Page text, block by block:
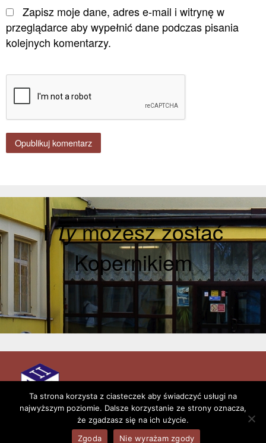
Zapisz moje dane, adres e-mail i witrynę w
przeglądarce aby wypełnić dane podczas pisania
kolejnych komentarzy.
ITymożesz zostać
Kopernikiem
Aktualności
Kontakt
Copyright © 2026 II Liceum Ogólnokształcące im.
Mikołaja Kopernika w Łowiczu
Ta strona korzysta z ciasteczek aby świadczyć usługi na
najwyższym poziomie. Dalsze korzystanie ze strony oznacza,
że zgadzasz się na ich użycie.
Zgoda
Nie wyrażam zgody